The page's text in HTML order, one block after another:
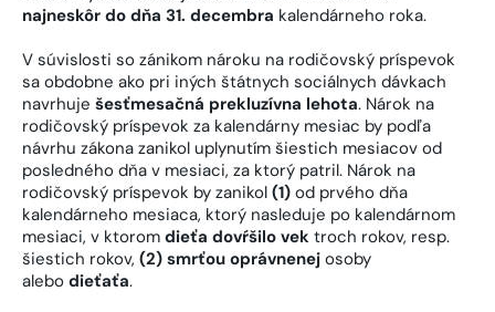
najneskôr do dňa 31. decembra kalendárneho roka.
V súvislosti so zánikom nároku na rodičovský príspevok
sa obdobne ako pri iných štátnych sociálnych dávkach
navrhuje šesťmesačná prekluzívna lehota. Nárok na
rodičovský príspevok za kalendárny mesiac by podľa
návrhu zákona zanikol uplynutím šiestich mesiacov od
posledného dňa v mesiaci, za ktorý patril. Nárok na
rodičovský príspevok by zanikol (1) od prvého dňa
kalendárneho mesiaca, ktorý nasleduje po kalendárnom
mesiaci, v ktorom dieťa dovŕšilo vek troch rokov, resp.
šiestich rokov, (2) smrťou oprávnenej osoby
alebo dieťaťa.